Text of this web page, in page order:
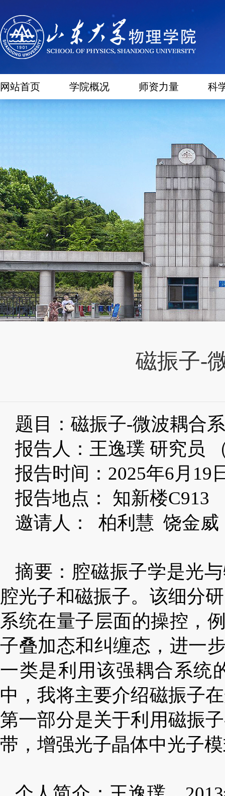
网站首页 学院概况 师资力量 科
磁振子-
题目：磁振子-微波耦合
报告人：王逸璞 研究员
报告时间：2025年6月19
报告地点：
知新楼C913
邀请人： 柏利慧 饶金威
摘要：腔磁振子学是光
腔光子和磁振子。该细分
系统在量子层面的操控，
子叠加态和纠缠态，进一
一类是利用该强耦合系统
中，我将主要介绍磁振子
第一部分是关于利用磁振
带，增强光子晶体中光子